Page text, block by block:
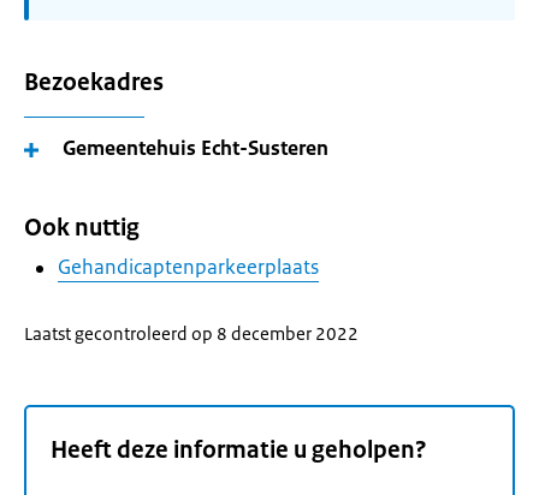
Bezoekadres
Gemeentehuis Echt-Susteren
Ook nuttig
Gehandicaptenparkeerplaats
Laatst gecontroleerd op 8 december 2022
Heeft deze informatie u geholpen?